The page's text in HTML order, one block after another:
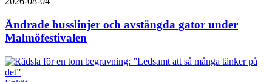
Ändrade busslinjer och avstängda gator under
Malmöfestivalen